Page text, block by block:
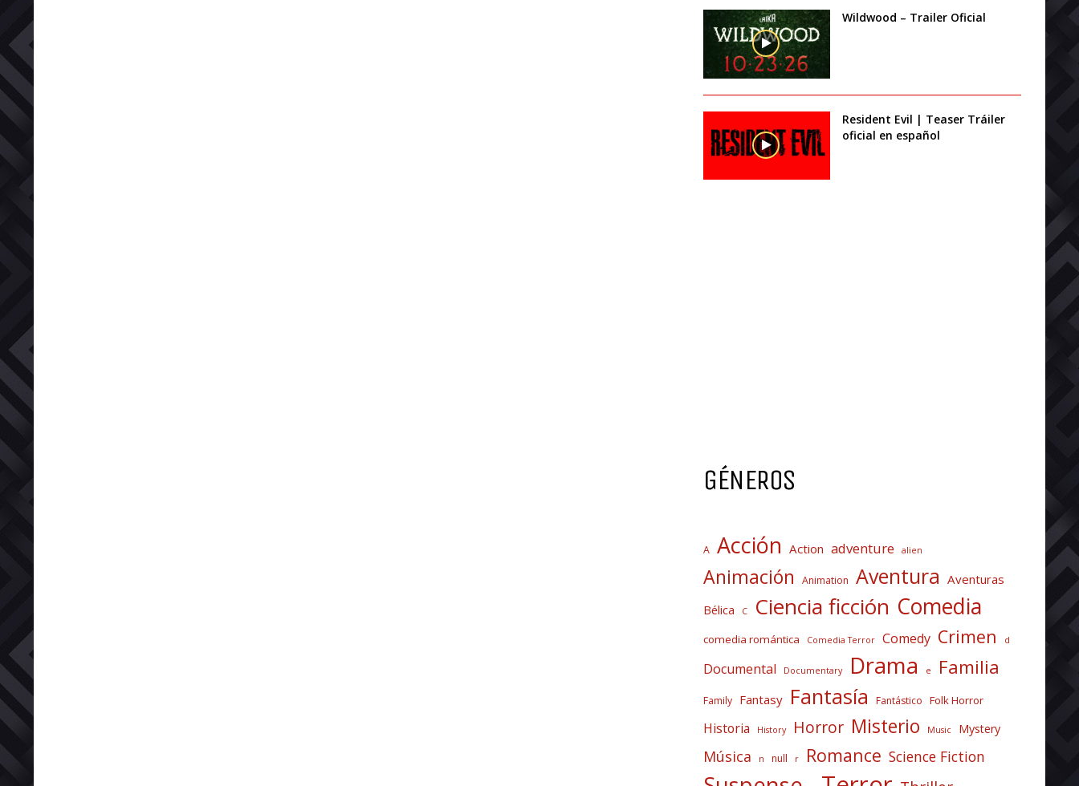
Wildwood – Trailer Oficial
Resident Evil | Teaser Tráiler
oficial en español
GÉNEROS
A Acción Action adventure alien
Animación Animation Aventura Aventuras
Bélica C Ciencia ficción Comedia
comedia romántica Comedia Terror Comedy Crimen d
Documental Documentary Drama e Familia
Family Fantasy Fantasía Fantástico Folk Horror
Historia History Horror Misterio Music Mystery
Música n null r Romance Science Fiction